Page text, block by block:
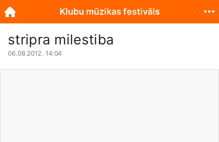
stripra milestiba
06.08.2012. 14:04
Klubu mūzikas festivāls